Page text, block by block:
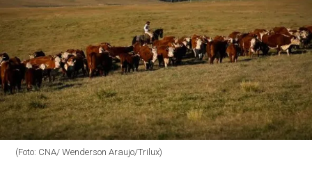
(Foto: CNA/ Wenderson Araujo/Trilux)